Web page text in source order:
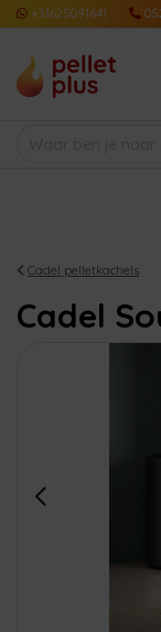
+31625091641
Cadel pelletkachels
Cadel